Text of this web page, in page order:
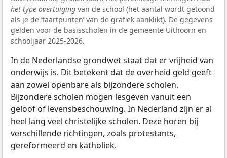
het type overtuiging van de school (het aantal wordt getoond
als je de ‘taartpunten’ van de grafiek aanklikt). De gegevens
gelden voor de basisscholen in de gemeente Uithoorn en
schooljaar 2025-2026.
In de Nederlandse grondwet staat dat er vrijheid van
onderwijs is. Dit betekent dat de overheid geld geeft
aan zowel openbare als bijzondere scholen.
Bijzondere scholen mogen lesgeven vanuit een
geloof of levensbeschouwing. In Nederland zijn er al
heel lang veel christelijke scholen. Deze horen bij
verschillende richtingen, zoals protestants,
gereformeerd en katholiek.